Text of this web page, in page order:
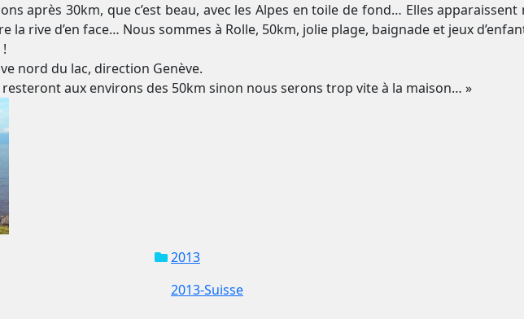
après 30km, que c’est beau, avec les Alpes en toile de fond… Elles
la rive d’en face… Nous sommes à Rolle, 50km, jolie plage, baignade et jeux
nord du lac, direction Genève.
aux environs des 50km sinon nous serons trop vite à la maison… »
2013
2013-Suisse